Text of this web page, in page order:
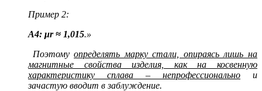
Пример 2:
А4: μr ≈ 1,015.»
Поэтомуопределять марку стали, опираясь лишь на
магнитные свойства изделия, как на косвенную
характеристику сплава – непрофессионально и
зачастую вводит в заблуждение.